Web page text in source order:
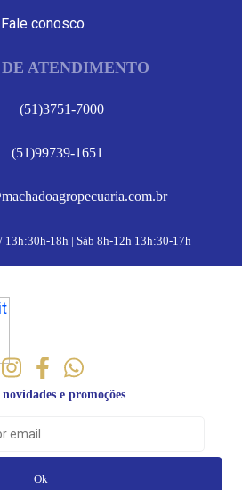
Fale conosco
ATENDIMENTO
(51)3751-7000
(51)99739-1651
13h:30h-18h | Sáb 8h-12h 13h:30-17h
novidades e promoções
Ok